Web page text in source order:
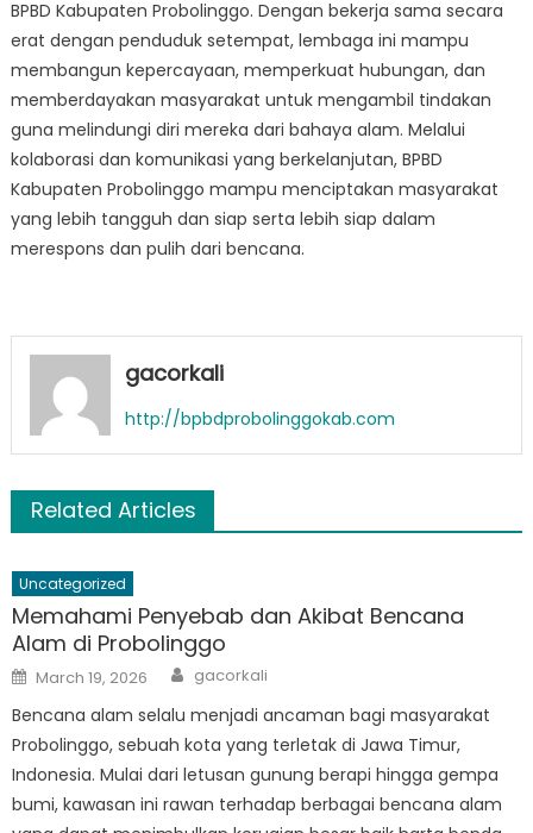
BPBD Kabupaten Probolinggo. Dengan bekerja sama secara
erat dengan penduduk setempat, lembaga ini mampu
membangun kepercayaan, memperkuat hubungan, dan
memberdayakan masyarakat untuk mengambil tindakan
guna melindungi diri mereka dari bahaya alam. Melalui
kolaborasi dan komunikasi yang berkelanjutan, BPBD
Kabupaten Probolinggo mampu menciptakan masyarakat
yang lebih tangguh dan siap serta lebih siap dalam
merespons dan pulih dari bencana.
gacorkali
http://bpbdprobolinggokab.com
Related Articles
Uncategorized
Memahami Penyebab dan Akibat Bencana
Alam di Probolinggo
Posted
on
March 19, 2026 Author
gacorkali
Bencana alam selalu menjadi ancaman bagi masyarakat
Probolinggo, sebuah kota yang terletak di Jawa Timur,
Indonesia. Mulai dari letusan gunung berapi hingga gempa
bumi, kawasan ini rawan terhadap berbagai bencana alam